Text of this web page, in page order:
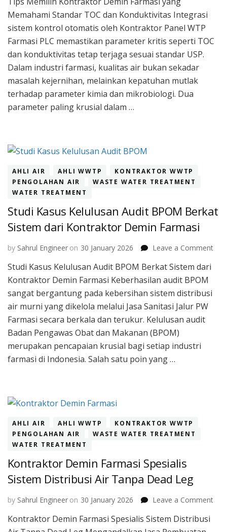
Memahami Standar TOC dan Konduktivitas Integrasi
sistem kontrol otomatis oleh Kontraktor Panel WTP
Farmasi PLC memastikan parameter kritis seperti TOC
dan konduktivitas tetap terjaga sesuai standar USP.
Dalam industri farmasi, kualitas air bukan sekadar
masalah kejernihan, melainkan kepatuhan mutlak
terhadap parameter kimia dan mikrobiologi. Dua
parameter paling krusial dalam …
AHLI AIR AHLI WWTP
KONTRAKTOR WWTP
PENGOLAHAN AIR
WASTE WATER TREATMENT
WATER TREATMENT
Studi Kasus Kelulusan Audit BPOM Berkat
Sistem dari Kontraktor Demin Farmasi
by Sahrul Engineer on 30 January 2026 Leave a Commenton
Studi Kasus Kelulusan Audit BPOM Berkat Sistem dari
Kontraktor Demin Farmasi Keberhasilan audit BPOM
sangat bergantung pada kebersihan sistem distribusi
air murni yang dikelola melalui Jasa Sanitasi Jalur PW
Farmasi secara berkala dan terukur. Kelulusan audit
Badan Pengawas Obat dan Makanan (BPOM)
merupakan pencapaian krusial bagi setiap industri
farmasi di Indonesia. Salah satu poin yang …
AHLI AIR AHLI WWTP
KONTRAKTOR WWTP
PENGOLAHAN AIR
WASTE WATER TREATMENT
WATER TREATMENT
Kontraktor Demin Farmasi Spesialis
Sistem Distribusi Air Tanpa Dead Leg
by Sahrul Engineer on 30 January 2026 Leave a Commenton
Kontraktor Demin Farmasi Spesialis Sistem Distribusi